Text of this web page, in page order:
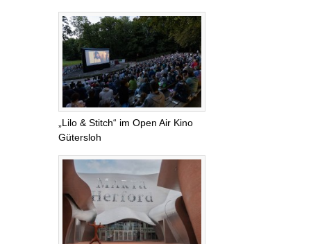
„Lilo & Stitch“ im Open Air Kino
Gütersloh